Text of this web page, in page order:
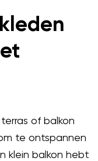
of balkon
te ontspannen
klein balkon hebt